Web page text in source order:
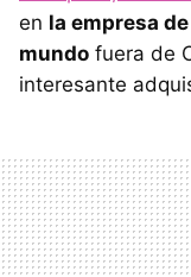
en la empresa
mundo fuera de
interesante